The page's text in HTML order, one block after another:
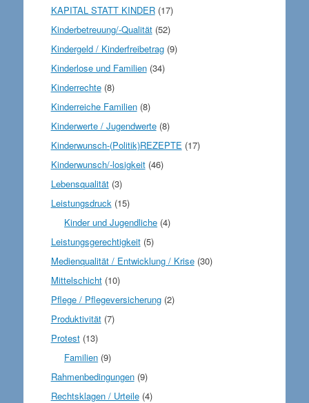
KAPITAL STATT KINDER(17)
Kinderbetreuung/-Qualität(52)
Kindergeld / Kinderfreibetrag(9)
Kinderlose und Familien(34)
Kinderrechte(8)
Kinderreiche Familien(8)
Kinderwerte / Jugendwerte(8)
Kinderwunsch-(Politik)REZEPTE (17)
Kinderwunsch/-losigkeit(46)
Lebensqualität(3)
Leistungsdruck(15)
Kinder und Jugendliche (4)
Leistungsgerechtigkeit(5)
Medienqualität / Entwicklung / Krise(30)
Mittelschicht(10)
Pflege / Pflegeversicherung(2)
Produktivität(7)
Protest(13)
Familien (9)
Rahmenbedingungen(9)
Rechtsklagen / Urteile(4)